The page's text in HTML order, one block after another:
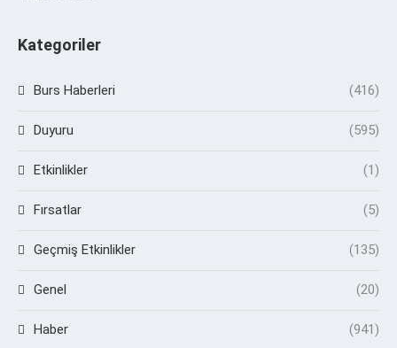
Kategoriler
Burs Haberleri (416)
Duyuru (595)
Etkinlikler (1)
Fırsatlar (5)
Geçmiş Etkinlikler (135)
Genel (20)
Haber (941)